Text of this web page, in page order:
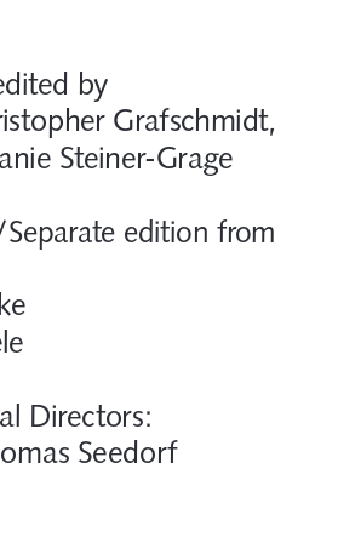
by
Grafschmidt,
Steiner-Grage
Separate edition from
Directors:
Seedorf